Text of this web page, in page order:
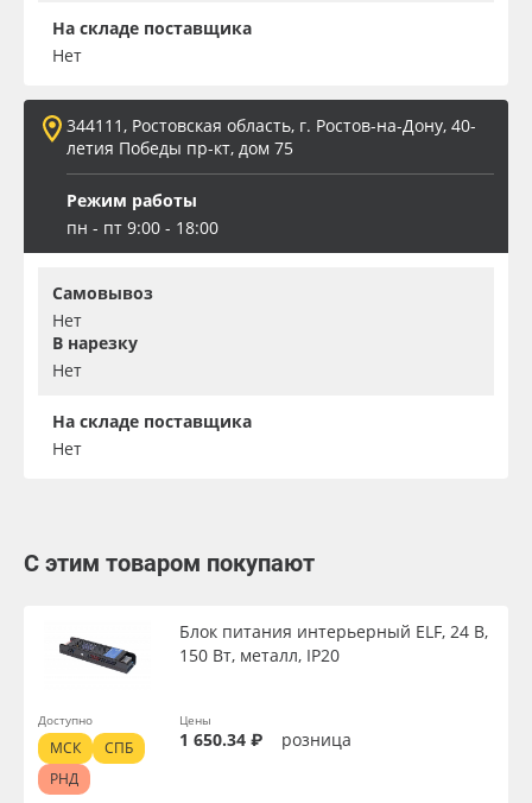
На складе поставщика
Нет
344111, Ростовская область, г. Ростов-на-Дону, 40-
летия Победы пр-кт, дом 75
Режим работы
пн - пт 9:00 - 18:00
Самовывоз
Нет
В нарезку
Нет
На складе поставщика
Нет
С этим товаром покупают
Блок питания интерьерный ELF, 24 В,
150 Вт, металл, IP20
Цены
1 650.34 ₽ розница
Доступно
МСК
СПБ
РНД